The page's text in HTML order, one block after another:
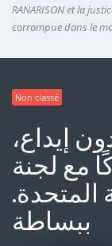
RANARISON et la
corrompue dans le
Non classé
100% بدون إيداع،
مع لجنة
المتحدة.
ببساطة